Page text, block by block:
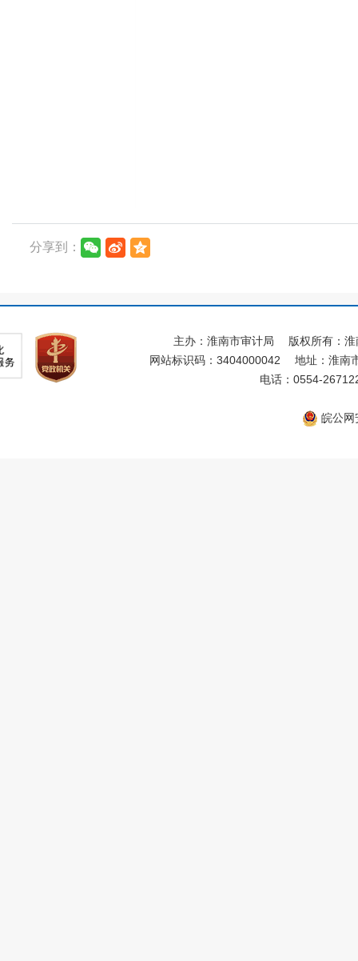
分享到：
主办：淮南市审计局
版权所有：
网站标识码：3404000042
地址：淮南
电话：0554-
皖公网